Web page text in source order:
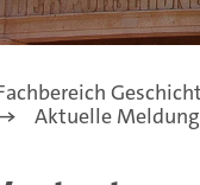
Aktuelle